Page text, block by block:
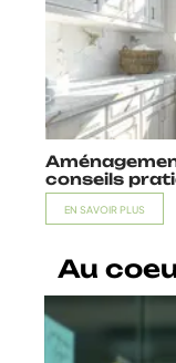
conseils
EN SAVOIR PLUS
Au